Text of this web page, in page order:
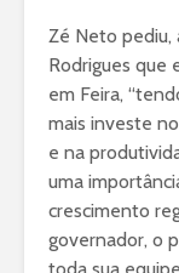
Zé Neto pediu,
Rodrigues que
em Feira,
mais investe
e na
uma
crescimento
governador, o